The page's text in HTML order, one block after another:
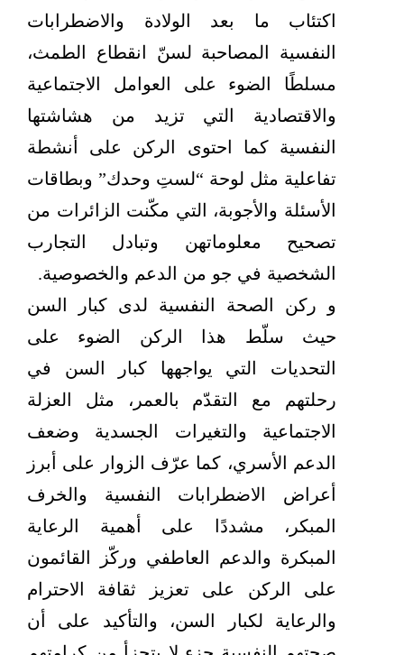
اكتئاب ما بعد الولادة والاضطرابات
النفسية المصاحبة لسنّ انقطاع الطمث،
مسلطًا الضوء على العوامل الاجتماعية
والاقتصادية التي تزيد من هشاشتها
النفسية كما احتوى الركن على أنشطة
تفاعلية مثل لوحة “لستِ وحدك” وبطاقات
الأسئلة والأجوبة، التي مكّنت الزائرات من
تصحيح معلوماتهن وتبادل التجارب
الشخصية في جو من الدعم والخصوصية.
و ركن الصحة النفسية لدى كبار السن
حيث سلّط هذا الركن الضوء على
التحديات التي يواجهها كبار السن في
رحلتهم مع التقدّم بالعمر، مثل العزلة
الاجتماعية والتغيرات الجسدية وضعف
الدعم الأسري، كما عرّف الزوار على أبرز
أعراض الاضطرابات النفسية والخرف
المبكر، مشددًا على أهمية الرعاية
المبكرة والدعم العاطفي وركّز القائمون
على الركن على تعزيز ثقافة الاحترام
والرعاية لكبار السن، والتأكيد على أن